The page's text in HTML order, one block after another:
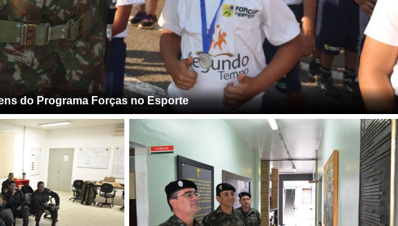
do Programa Forças no Esporte